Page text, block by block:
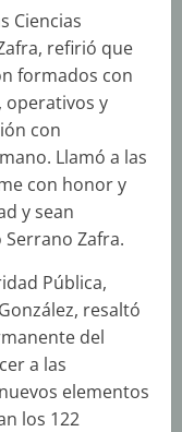
Ciencias
refirió que
formados con
operativos y
con
Llamó a las
con honor y
y sean
Zafra.
Pública,
resaltó
del
a las
elementos
los 122